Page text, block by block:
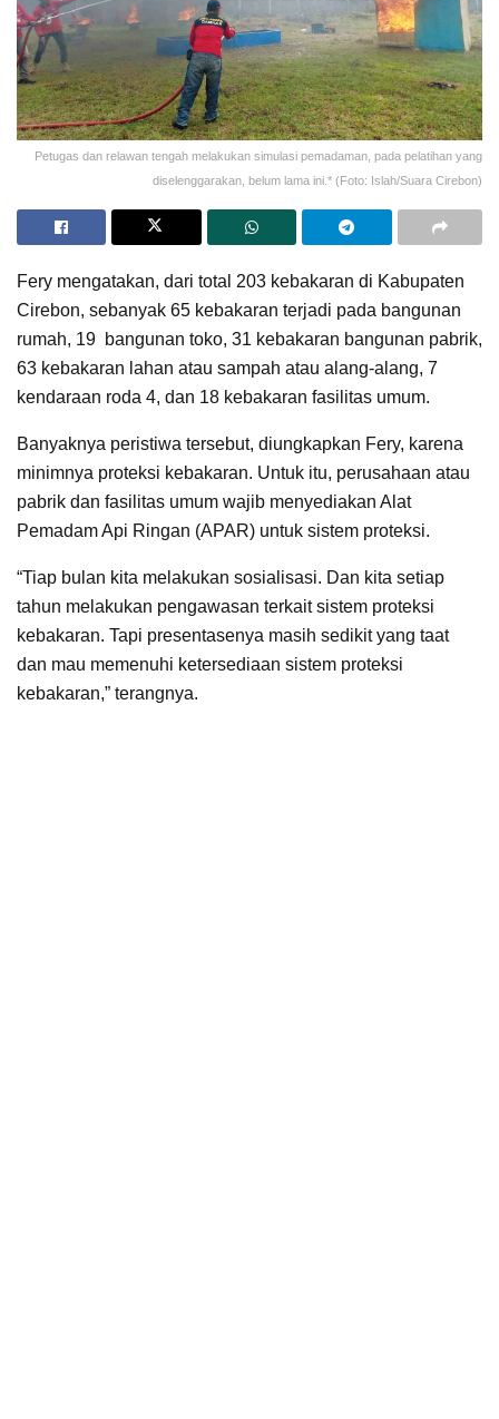
Petugas dan relawan tengah melakukan simulasi pemadaman, pada pelatihan yang
diselenggarakan, belum lama ini.* (Foto: Islah/Suara Cirebon)
Fery mengatakan, dari total 203 kebakaran di Kabupaten
Cirebon, sebanyak 65 kebakaran terjadi pada bangunan
rumah, 19 bangunan toko, 31 kebakaran bangunan pabrik,
63 kebakaran lahan atau sampah atau alang-alang, 7
kendaraan roda 4, dan 18 kebakaran fasilitas umum.
Banyaknya peristiwa tersebut, diungkapkan Fery, karena
minimnya proteksi kebakaran. Untuk itu, perusahaan atau
pabrik dan fasilitas umum wajib menyediakan Alat
Pemadam Api Ringan (APAR) untuk sistem proteksi.
“Tiap bulan kita melakukan sosialisasi. Dan kita setiap
tahun melakukan pengawasan terkait sistem proteksi
kebakaran. Tapi presentasenya masih sedikit yang taat
dan mau memenuhi ketersediaan sistem proteksi
kebakaran,” terangnya.